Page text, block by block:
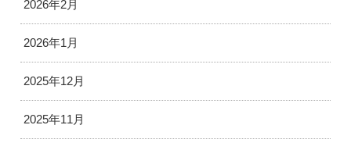
2026年2月
2026年1月
2025年12月
2025年11月